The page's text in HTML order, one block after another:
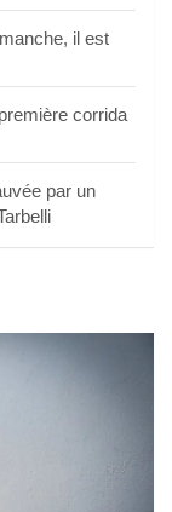
il est
corrida
par un